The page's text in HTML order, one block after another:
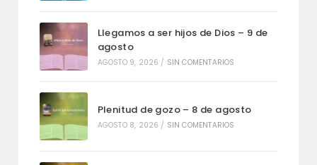
Llegamos a ser hijos de Dios – 9 de
agosto
AGOSTO 9, 2026 / SIN COMENTARIOS
Plenitud de gozo – 8 de agosto
AGOSTO 8, 2026 / SIN COMENTARIOS